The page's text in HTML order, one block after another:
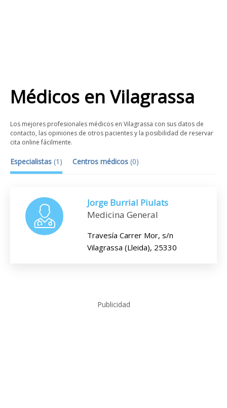
Médicos enVilagrassa
Los mejores profesionales médicos en Vilagrassa con sus datos de
contacto, las opiniones de otros pacientes y la posibilidad de reservar
cita online fácilmente.
Especialistas (1 ) Centros médicos (0)
Jorge Burrial Piulats
Medicina General
Travesía Carrer Mor, s/n
Vilagrassa (Lleida), 25330
Publicidad